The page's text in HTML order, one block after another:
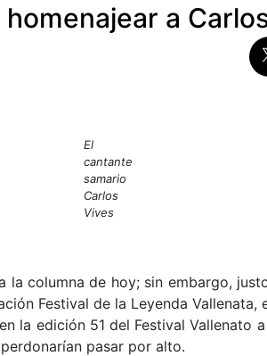
a
El
cantante
samario
Carlos
Vives
columna de hoy; sin embargo,
Festival de la Leyenda Vallenata,
la edición 51 del Festival Vallenato
pasar por alto.